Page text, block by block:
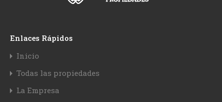
Enlaces Rápidos
Inicio
Todas las propiedades
La Empresa